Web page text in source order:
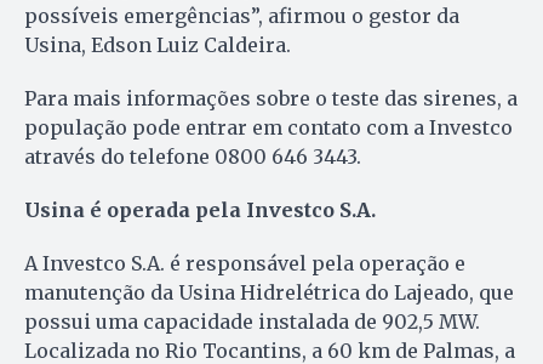
possíveis emergências”, afirmou o gestor da
Usina, Edson Luiz Caldeira.
Para mais informações sobre o teste das sirenes, a
população pode entrar em contato com a Investco
através do telefone 0800 646 3443.
Usina é operada pela Investco S.A.
A Investco S.A. é responsável pela operação e
manutenção da Usina Hidrelétrica do Lajeado, que
possui uma capacidade instalada de 902,5 MW.
Localizada no Rio Tocantins, a 60 km de Palmas, a